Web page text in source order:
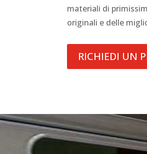
materiali di
originali e delle
RICHIEDI UN